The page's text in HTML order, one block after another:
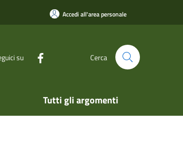
Accedi all'area personale
su Cerca
Tutti gli argomenti